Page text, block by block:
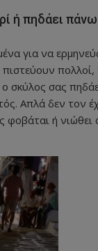
ή πηδάει
για να
πολλοί,
σας
Απλά δεν τον
ή νιώθει